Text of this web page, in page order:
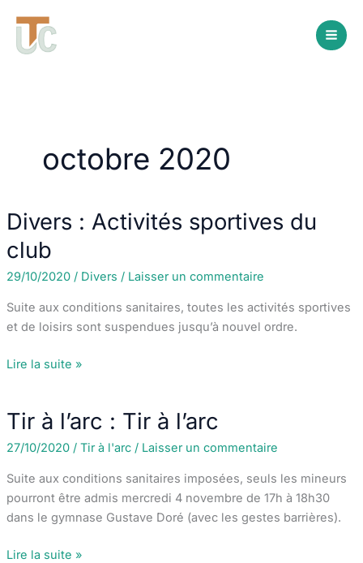
contenu
octobre 2020
Divers : Activités sportives du
club
29/10/2020 / Divers / Laisser un commentaire
Suite aux conditions sanitaires, toutes les activités sportives
et de loisirs sont suspendues jusqu’à nouvel ordre.
Divers
sportives
du
Lire la suite »
Tir à l’arc : Tir à l’arc
27/10/2020 / Tir à l'arc/ Laisser un commentaire
Suite aux conditions sanitaires imposées, seuls les mineurs
pourront être admis mercredi 4 novembre de 17h à 18h30
dans le gymnase Gustave Doré (avec les gestes barrières).
Tir
Lire la suite »